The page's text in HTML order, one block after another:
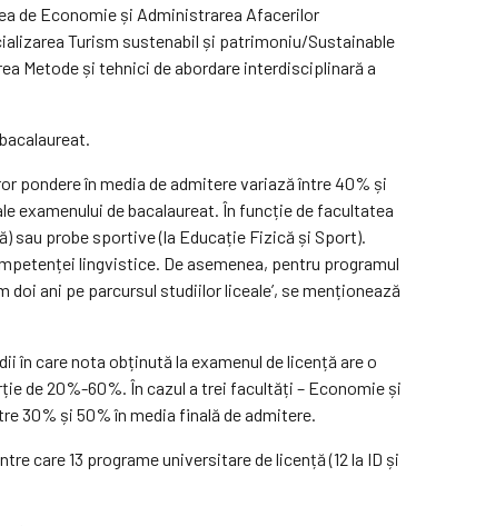
de Economie și Administrarea Afacerilor
Turism sustenabil și patrimoniu/Sustainable
Metode și tehnici de abordare interdisciplinară a
pondere în media de admitere variază între 40% și
examenului de bacalaureat. În funcție de facultatea
sau probe sportive (la Educație Fizică și Sport).
lingvistice. De asemenea, pentru programul
ani pe parcursul studiilor liceale’, se menționează
în care nota obținută la examenul de licență are o
de 20%-60%. În cazul a trei facultăți – Economie și
30% și 50% în media finală de admitere.
care 13 programe universitare de licență (12 la ID și